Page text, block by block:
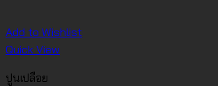
Add to Wishlist
Quick View
ปูนเปลือย